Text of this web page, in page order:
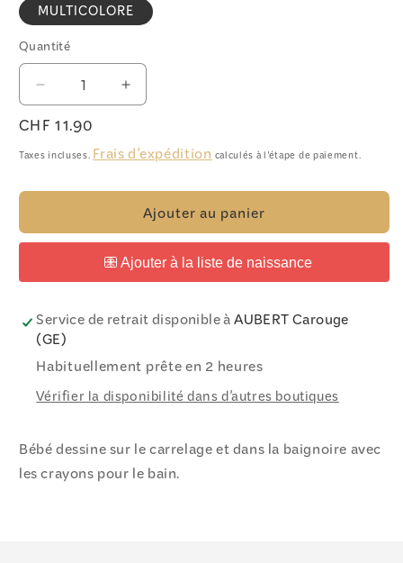
MULTICOLORE
Quantité
Quantité
Réduire
la
quantité
de
de
pour
bain
Augmenter
la
de
de
crayons
pour
le
bain
Prix
habituel
CHF 11.90
Taxes incluses.Frais d'expéditioncalculés à l'étape de paiement.
Ajouter au panier
Service de retrait disponible àAUBERT Carouge
(GE)
Habituellement prête en 2 heures
Vérifier la disponibilité dans d'autres boutiques
Bébé dessine sur le carrelage et dans la baignoire avec
les crayons pour le bain.